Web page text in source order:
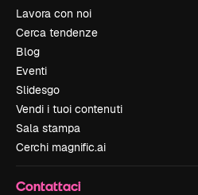
Lavora con noi
Cerca tendenze
Blog
Eventi
Slidesgo
Vendi i tuoi contenuti
Sala stampa
Cerchi magnific.ai
Contattaci